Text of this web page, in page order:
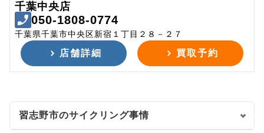
千葉中央店
050-1808-0774
千葉県千葉市中央区新宿１丁目２８－２７
店舗詳細 買取予約
習志野市のサイクリング事情